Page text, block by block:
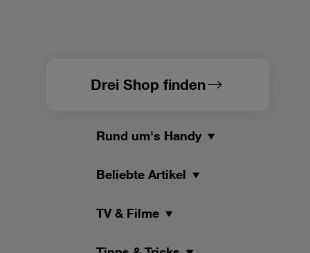
Drei Shop finden
Rund um's Handy
Beliebte Artikel
TV & Filme